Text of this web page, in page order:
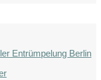
Entrümpelung Berlin